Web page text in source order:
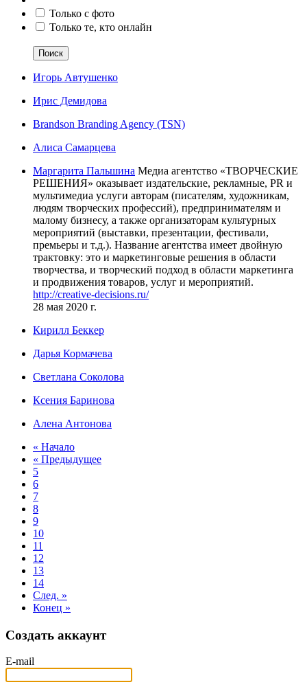
Только с фото
Только те, кто онлайн
Поиск
Игорь Автушенко
Ирис Демидова
Brandson Branding Agency (TSN)
Алиса Самарцева
Маргарита Пальшина Медиа агентство «ТВОРЧЕСКИЕ
РЕШЕНИЯ» оказывает издательские, рекламные, PR и
мультимедиа услуги авторам (писателям, художникам,
людям творческих профессий), предпринимателям и
малому бизнесу, а также организаторам культурных
мероприятий (выставки, презентации, фестивали,
премьеры и т.д.). Название агентства имеет двойную
трактовку: это и маркетинговые решения в области
творчества, и творческий подход в области маркетинга
и продвижения товаров, услуг и мероприятий.
http://creative-decisions.ru/
28 мая 2020 г.
Кирилл Беккер
Дарья Кормачева
Светлана Соколова
Ксения Баринова
Алена Антонова
« Начало
« Предыдущее
5
6
7
8
9
10
11
12
13
14
След. »
Конец »
Создать аккаунт
E-mail